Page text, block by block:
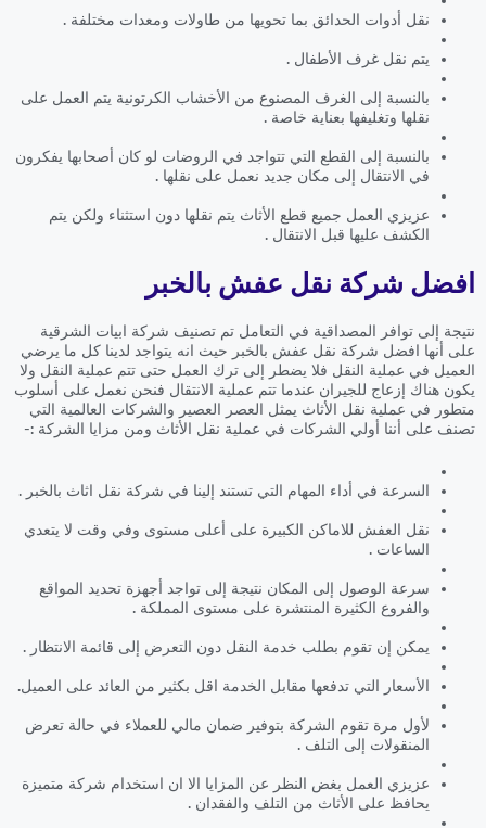
نقل أدوات الحدائق بما تحويها من طاولات ومعدات مختلفة .
يتم نقل غرف الأطفال .
بالنسبة إلى الغرف المصنوع من الأخشاب الكرتونية يتم العمل على
نقلها وتغليفها بعناية خاصة .
بالنسبة إلى القطع التي تتواجد في الروضات لو كان أصحابها يفكرون
في الانتقال إلى مكان جديد نعمل على نقلها .
عزيزي العمل جميع قطع الأثاث يتم نقلها دون استثناء ولكن يتم
الكشف عليها قبل الانتقال .
افضل شركة نقل عفش بالخبر
نتيجة إلى توافر المصداقية في التعامل تم تصنيف شركة ابيات الشرقية
على أنها افضل شركة نقل عفش بالخبر حيث انه يتواجد لدينا كل ما يرضي
العميل في عملية النقل فلا يضطر إلى ترك العمل حتى تتم عملية النقل ولا
يكون هناك إزعاج للجيران عندما تتم عملية الانتقال فنحن نعمل على أسلوب
متطور في عملية نقل الأثاث يمثل العصر العصير والشركات العالمية التي
تصنف على أننا أولي الشركات في عملية نقل الأثاث ومن مزايا الشركة :-
السرعة في أداء المهام التي تستند إلينا في شركة نقل اثاث بالخبر .
نقل العفش للاماكن الكبيرة على أعلى مستوى وفي وقت لا يتعدي
الساعات .
سرعة الوصول إلى المكان نتيجة إلى تواجد أجهزة تحديد المواقع
والفروع الكثيرة المنتشرة على مستوى المملكة .
يمكن إن تقوم بطلب خدمة النقل دون التعرض إلى قائمة الانتظار .
الأسعار التي تدفعها مقابل الخدمة اقل بكثير من العائد على العميل.
لأول مرة تقوم الشركة بتوفير ضمان مالي للعملاء في حالة تعرض
المنقولات إلى التلف .
عزيزي العمل بغض النظر عن المزايا الا ان استخدام شركة متميزة
يحافظ على الأثاث من التلف والفقدان .